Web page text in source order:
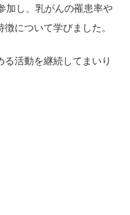
加し、乳がんの罹患率や
について学びました。
活動を継続してまいり